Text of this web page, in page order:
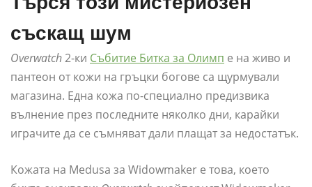
съскащ шум
Overwatch2-ки Събитие Битка за Олимп е на живо и
пантеон от кожи на гръцки богове са щурмували
магазина. Една кожа по-специално предизвика
вълнение през последните няколко дни, карайки
играчите да се съмняват дали плащат за недостатък.
Кожата на Medusa за Widowmaker е това, което